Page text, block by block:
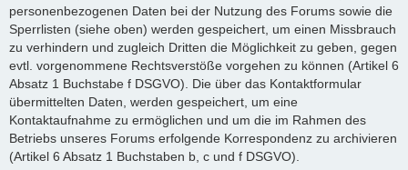
personenbezogenen Daten bei der Nutzung des Forums sowie die
Sperrlisten (siehe oben) werden gespeichert, um einen Missbrauch
zu verhindern und zugleich Dritten die Möglichkeit zu geben, gegen
evtl. vorgenommene Rechtsverstöße vorgehen zu können (Artikel 6
Absatz 1 Buchstabe f DSGVO). Die über das Kontaktformular
übermittelten Daten, werden gespeichert, um eine
Kontaktaufnahme zu ermöglichen und um die im Rahmen des
Betriebs unseres Forums erfolgende Korrespondenz zu archivieren
(Artikel 6 Absatz 1 Buchstaben b, c und f DSGVO).